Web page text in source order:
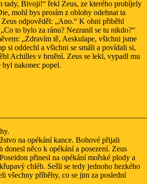
tady, Bivoji!“ řekl Zeus, ze kterého probíjely
mohl bys prosím z oblohy odehnat ta
odpověděl: „Ano.“ K ohni přiběhl
to bylo za ránu? Nezranil se tu nikdo?“
„Zdravím tě, Aeskulape, všichni jsme
si oddechl a všichni se smáli a povídali si,
Achilles v brnění. Zeus se lekl, vypadl mu
nakonec popel.
na opékání kance. Bohové přijali
donesl něco k opékání a posezení. Zeus
přinesl na opékání mořské plody a
chléb. Sešli se tedy jednoho hezkého
všechny příběhy, co se jim za poslední